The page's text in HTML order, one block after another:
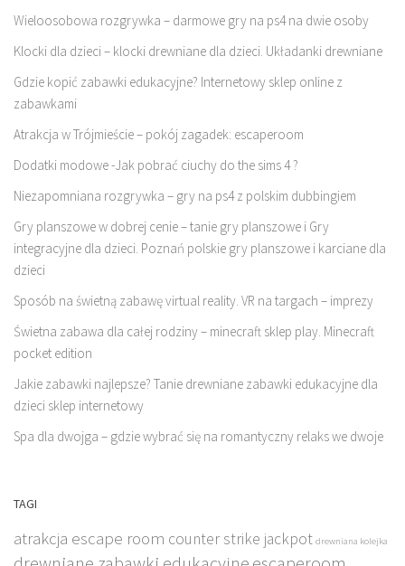
Wieloosobowa rozgrywka – darmowe gry na ps4 na dwie osoby
Klocki dla dzieci – klocki drewniane dla dzieci. Układanki drewniane
Gdzie kopić zabawki edukacyjne? Internetowy sklep online z
zabawkami
Atrakcja w Trójmieście – pokój zagadek: escaperoom
Dodatki modowe -Jak pobrać ciuchy do the sims 4 ?
Niezapomniana rozgrywka – gry na ps4 z polskim dubbingiem
Gry planszowe w dobrej cenie – tanie gry planszowe i Gry
integracyjne dla dzieci. Poznań polskie gry planszowe i karciane dla
dzieci
Sposób na świetną zabawę virtual reality. VR na targach – imprezy
Świetna zabawa dla całej rodziny – minecraft sklep play. Minecraft
pocket edition
Jakie zabawki najlepsze? Tanie drewniane zabawki edukacyjne dla
dzieci sklep internetowy
Spa dla dwojga – gdzie wybrać się na romantyczny relaks we dwoje
TAGI
atrakcja escape room counter strike jackpot drewniana kolejka